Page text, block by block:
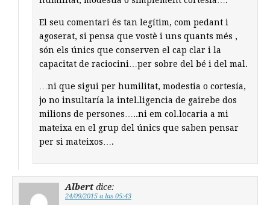
El seu comentari és tan legítim, com pedant i
agoserat, si pensa que vostè i uns quants més ,
són els únics que conserven el cap clar i la
capacitat de raciocini…per sobre del bé i del mal.
…ni que sigui per humilitat, modestia o cortesía,
jo no insultaría la intel.ligencia de gairebe dos
milions de persones…..ni em col.locaria a mi
mateixa en el grup del únics que saben pensar
per si mateixos….
Albert dice:
24/09/2015 a las 05:43